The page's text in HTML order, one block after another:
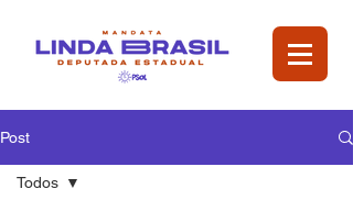
Post
Todos